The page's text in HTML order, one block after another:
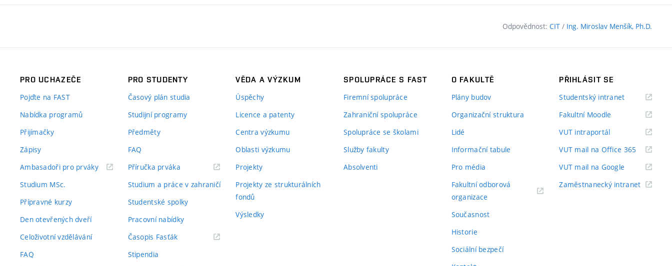
Odpovědnost: CIT / Ing. Miroslav Menšík, Ph.D.
PRO UCHAZEČE
Pojďte na FAST
Nabídka programů
Přijímačky
Zápisy
Ambasadoři pro prváky(externí
Studium MSc.
Přípravné kurzy
Den otevřených dveří
Celoživotní vzdělávání
FAQ
PRO STUDENTY
Časový plán studia
Studijní programy
Předměty
FAQ
Příručka prváka(externí
Studium a práce v zahraničí
Studentské spolky
Pracovní nabídky
Časopis Fasťák(externí
Stipendia
VĚDA A VÝZKUM
Úspěchy
Licence a patenty
Centra výzkumu
Oblasti výzkumu
Projekty
Projekty ze strukturálních
fondů
Výsledky
SPOLUPRÁCE S FAST
Firemní spolupráce
Zahraniční spolupráce
Spolupráce se školami
Služby fakulty
Absolventi
O FAKULTĚ
Plány budov
Organizační struktura
Lidé
Informační tabule
Pro média
Fakultní odborová
organizace
Současnost
Historie
Sociální bezpečí
PŘIHLÁSIT SE
Studentský intranet(externí
Fakultní Moodle
VUT intraportál(externí
VUT mail na Office 365 (externí
VUT mail na Google (externí
Zaměstnanecký intranet(externí